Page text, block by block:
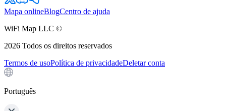
Mapa onlineBlogCentro de ajuda
WiFi Map LLC ©
2026 Todos os direitos reservados
Termos de usoPolítica de privacidadeDeletar conta
Português